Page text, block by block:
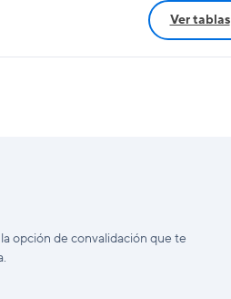
Ver tablas
opción de convalidación que te